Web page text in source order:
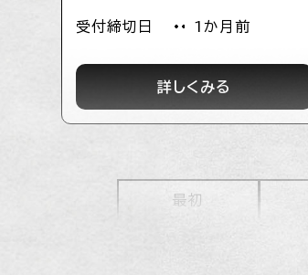
その上に広がる生態系、人の暮らしなど
受付締切日 1か月前
詳しくみる
最初